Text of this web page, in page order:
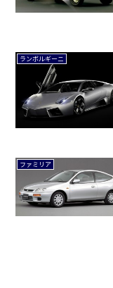
ランボルギーニ
ファミリア